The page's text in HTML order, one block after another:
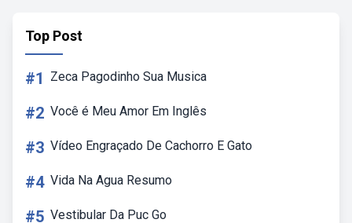
Top Post
#1 Zeca Pagodinho Sua Musica
#2 Você é Meu Amor Em Inglês
#3 Vídeo Engraçado De Cachorro E Gato
#4 Vida Na Agua Resumo
#5 Vestibular Da Puc Go